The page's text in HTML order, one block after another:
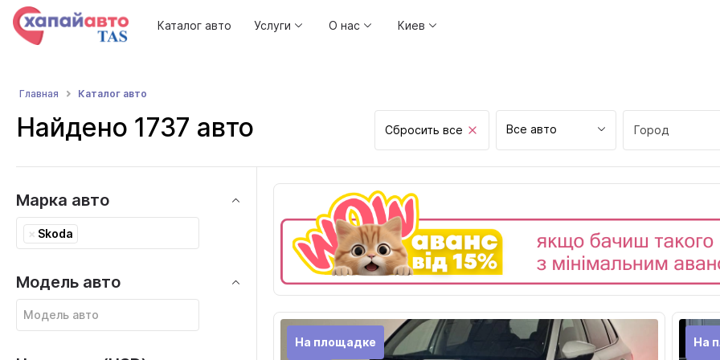
Каталог авто Услуги О нас Киев
Главная Каталог авто
Найдено 1737 авто Сбросить все Все авто Город
Днепр
Запорожье
Ивано-
Кропивницкий
Марка авто
× Skoda
Модель авто
На площадке На